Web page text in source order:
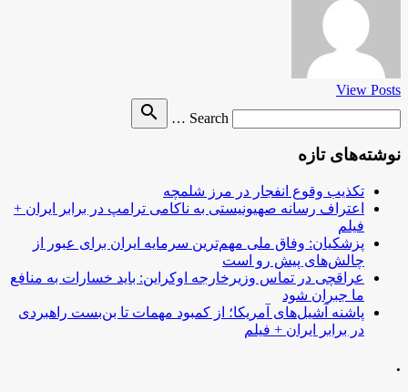
View Posts
Search …
search
نوشته‌های تازه
تکذیب وقوع انفجار در مرز شلمچه
اعتراف رسانه صهیونیستی به ناکامی ترامپ در برابر ایران +
فیلم
پزشکیان: وفاق ملی مهم‌ترین سرمایه ایران برای عبور از
چالش‌های پیش رو است
عراقچی در تماس وزیرخارجه اوکراین: باید خسارات به منافع
ما جبران شود
پاشنه آشیل‌های آمریکا؛ از کمبود مهمات تا بن‌بست راهبردی
در برابر ایران + فیلم
.